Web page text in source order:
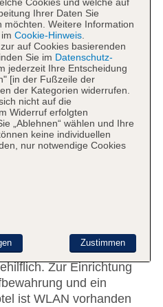
im Jahre 1910.
werden die Gäste
erleben.
an der rund um die
im Empfangsbereich ist
Zur Einrichtung
und ein
ist WLAN vorhanden
Ihrer Daten Sie
Weitere Information
Cookie-Hinweis.
auf Cookies basierenden
Sie im Datenschutz-
jederzeit Ihre Entscheidung
[in der Fußzeile der
der Kategorien widerrufen.
nicht auf die
Widerruf erfolgten
„Ablehnen“ wählen und Ihre
keine individuellen
nur notwendige Cookies
Zustimmen